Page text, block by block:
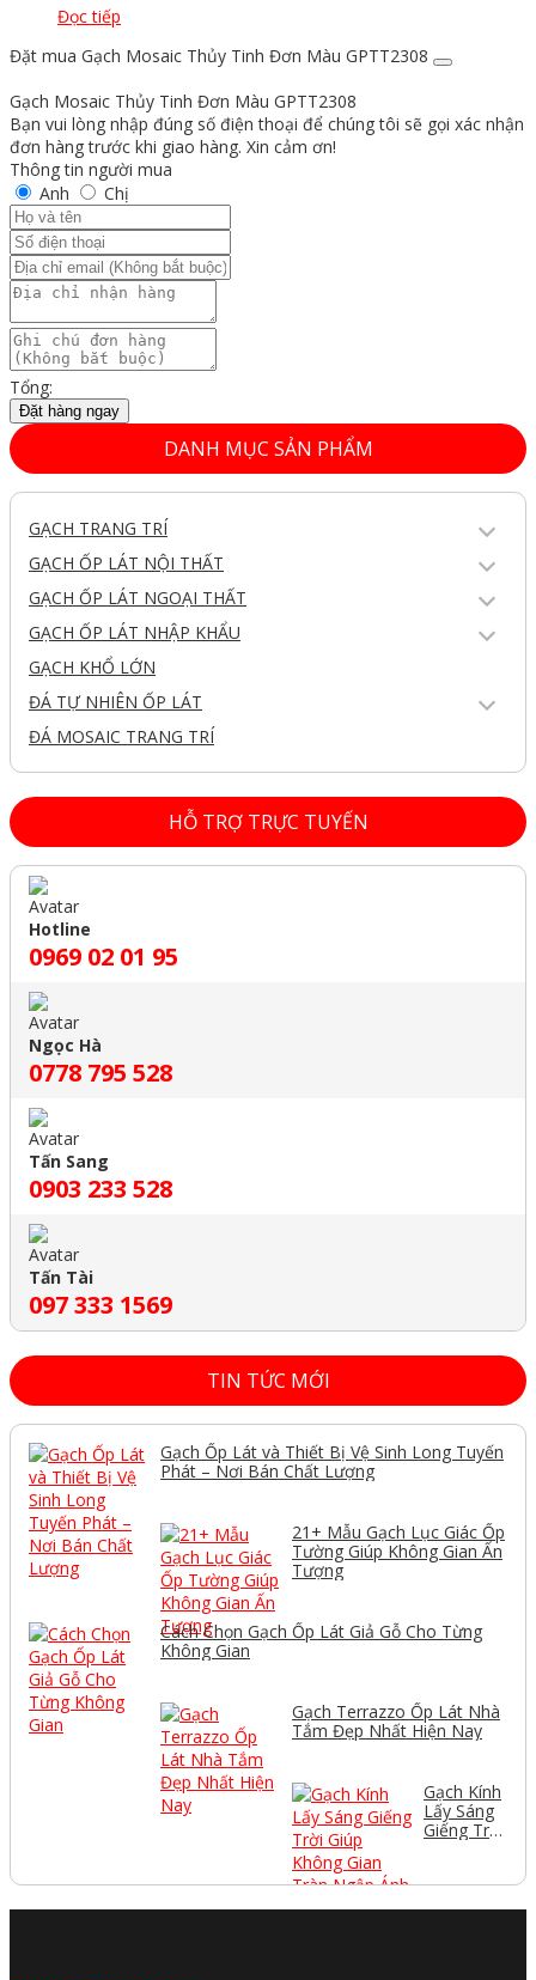
Đọc tiếp
Đặt mua Gạch Mosaic Thủy Tinh Đơn Màu GPTT2308
Gạch Mosaic Thủy Tinh Đơn Màu GPTT2308
Bạn vui lòng nhập đúng số điện thoại để chúng tôi sẽ gọi xác nhận
đơn hàng trước khi giao hàng. Xin cảm ơn!
Thông tin người mua
Anh
Chị
Tổng:
Đặt hàng ngay
DANH MỤC SẢN PHẨM
GẠCH TRANG TRÍ
GẠCH ỐP LÁT NỘI THẤT
GẠCH ỐP LÁT NGOẠI THẤT
GẠCH ỐP LÁT NHẬP KHẨU
GẠCH KHỔ LỚN
ĐÁ TỰ NHIÊN ỐP LÁT
ĐÁ MOSAIC TRANG TRÍ
HỖ TRỢ TRỰC TUYẾN
Hotline
0969 02 01 95
Ngọc Hà
0778 795 528
Tấn Sang
0903 233 528
Tấn Tài
097 333 1569
TIN TỨC MỚI
Gạch Ốp Lát và Thiết Bị Vệ Sinh Long Tuyến
Phát – Nơi Bán Chất Lượng
21+ Mẫu Gạch Lục Giác Ốp
Tường Giúp Không Gian Ấn
Tượng
Cách Chọn Gạch Ốp Lát Giả Gỗ Cho Từng
Không Gian
Gạch Terrazzo Ốp Lát Nhà
Tắm Đẹp Nhất Hiện Nay
Gạch Kính
Lấy Sáng
Giếng Trời
Gian Tràn
Ngập Ánh